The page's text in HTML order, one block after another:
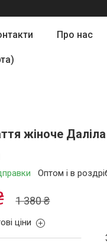
Про нас
жіноче
Оптом і в
1 380 ₴
ціни